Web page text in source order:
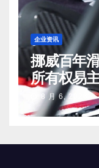
企业资讯
挪威百年
所有权易
8 月 6, 2026